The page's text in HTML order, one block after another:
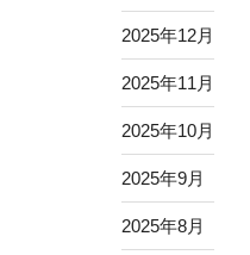
2025年12月
2025年11月
2025年10月
2025年9月
2025年8月